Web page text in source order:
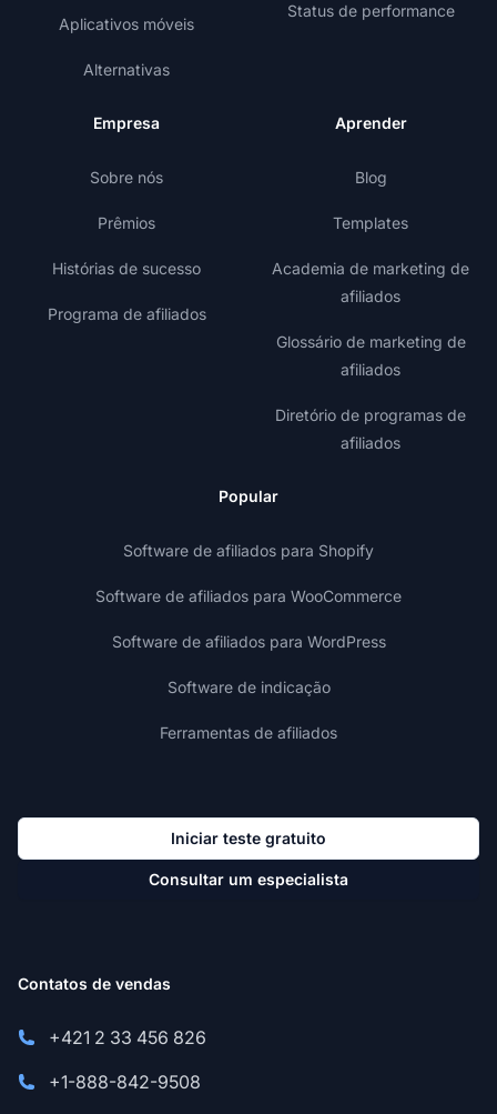
Aplicativos móveis
Alternativas
Status de performance
Empresa
Sobre nós
Prêmios
Histórias de sucesso
Programa de afiliados
Aprender
Blog
Templates
Academia de marketing de
afiliados
Glossário de marketing de
afiliados
Diretório de programas de
afiliados
Popular
Software de afiliados para Shopify
Software de afiliados para WooCommerce
Software de afiliados para WordPress
Software de indicação
Ferramentas de afiliados
Iniciar teste gratuito
Consultar um especialista
Contatos de vendas
+421 2 33 456 826
+1-888-842-9508